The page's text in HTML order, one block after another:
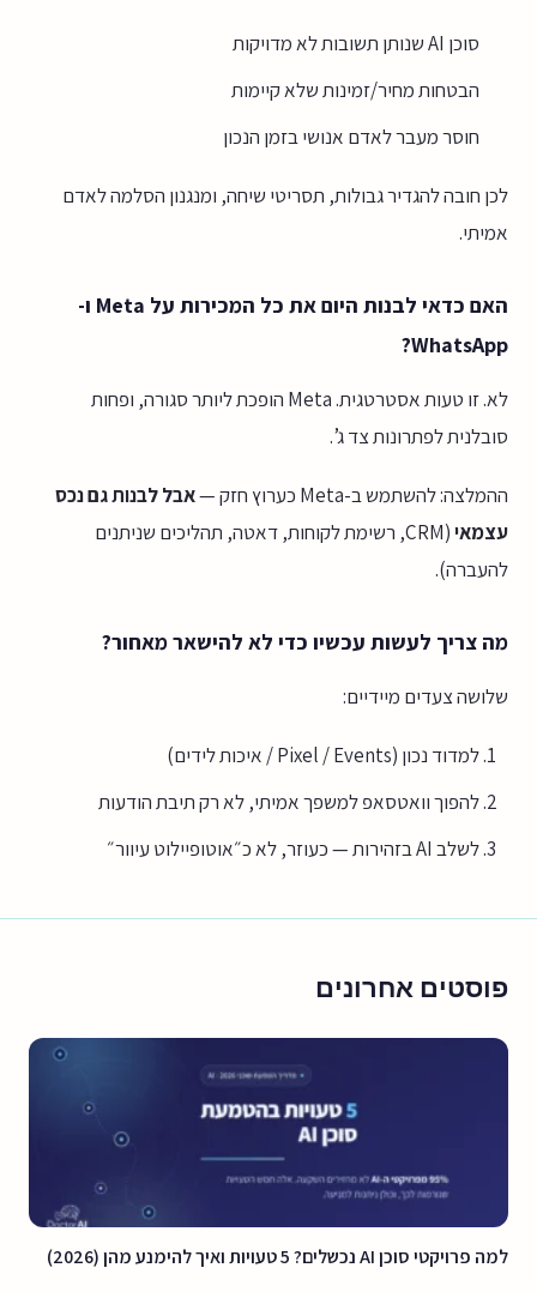
סוכן AI שנותן תשובות לא מדויקות
הבטחות מחיר/זמינות שלא קיימות
חוסר מעבר לאדם אנושי בזמן הנכון
לכן חובה להגדיר גבולות, תסריטי שיחה, ומנגנון הסלמה לאדם
אמיתי.
האם כדאי לבנות היום את כל המכירות על Meta ו-
WhatsApp?
לא. זו טעות אסטרטגית. Meta הופכת ליותר סגורה, ופחות
סובלנית לפתרונות צד ג’.
ההמלצה: להשתמש ב-Meta כערוץ חזק —
אבל לבנות גם נכס
עצמאי
(CRM, רשימת לקוחות, דאטה, תהליכים שניתנים
להעברה).
מה צריך לעשות עכשיו כדי לא להישאר מאחור?
שלושה צעדים מיידיים:
למדוד נכון (Pixel / Events / איכות לידים)
להפוך וואטסאפ למשפך אמיתי, לא רק תיבת הודעות
לשלב AI בזהירות — כעוזר, לא כ״אוטופיילוט עיוור״
פוסטים אחרונים
למה פרויקטי סוכן AI נכשלים? 5 טעויות ואיך להימנע מהן (2026)